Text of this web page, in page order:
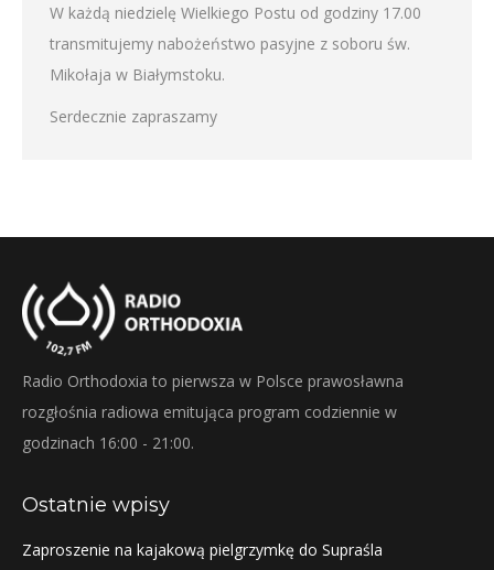
W każdą niedzielę Wielkiego Postu od godziny 17.00
transmitujemy nabożeństwo pasyjne z soboru św.
Mikołaja w Białymstoku.
Serdecznie zapraszamy
Radio Orthodoxia to pierwsza w Polsce prawosławna
rozgłośnia radiowa emitująca program codziennie w
godzinach 16:00 - 21:00.
Ostatnie wpisy
Zaproszenie na kajakową pielgrzymkę do Supraśla